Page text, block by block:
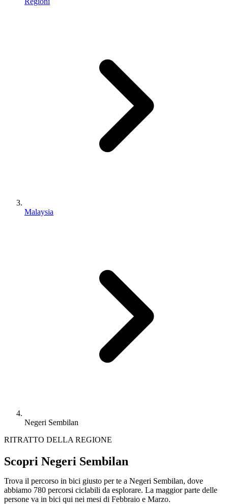
Malaysia
Negeri Sembilan
RITRATTO DELLA REGIONE
Scopri Negeri Sembilan
Trova il percorso in bici giusto per te a Negeri Sembilan, dove
abbiamo 780 percorsi ciclabili da esplorare. La maggior parte delle
persone va in bici qui nei mesi di Febbraio e Marzo.